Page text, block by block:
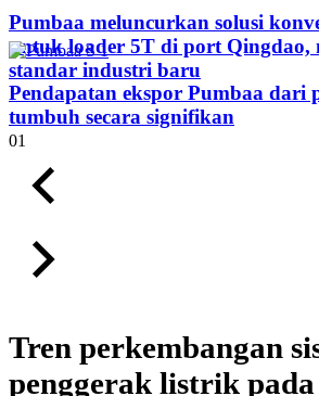
Pumbaa meluncurkan solusi
untuk loader 5T di port Qingdao,
standar industri baru
Pendapatan ekspor Pumbaa dari
tumbuh secara signifikan
01
Tren perkembangan
penggerak listrik